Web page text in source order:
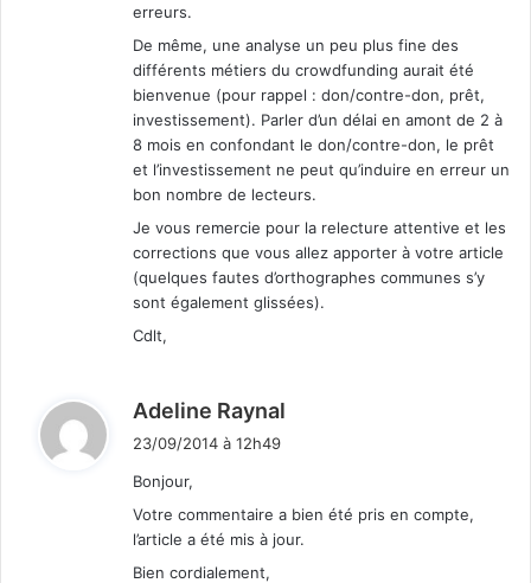
erreurs.
De même, une analyse un peu plus fine des
différents métiers du crowdfunding aurait été
bienvenue (pour rappel : don/contre-don, prêt,
investissement). Parler d’un délai en amont de 2 à
8 mois en confondant le don/contre-don, le prêt
et l’investissement ne peut qu’induire en erreur un
bon nombre de lecteurs.
Je vous remercie pour la relecture attentive et les
corrections que vous allez apporter à votre article
(quelques fautes d’orthographes communes s’y
sont également glissées).
Cdlt,
Adeline Raynal
:
23/09/2014 à 12h49
Bonjour,
Votre commentaire a bien été pris en compte,
l’article a été mis à jour.
Bien cordialement,